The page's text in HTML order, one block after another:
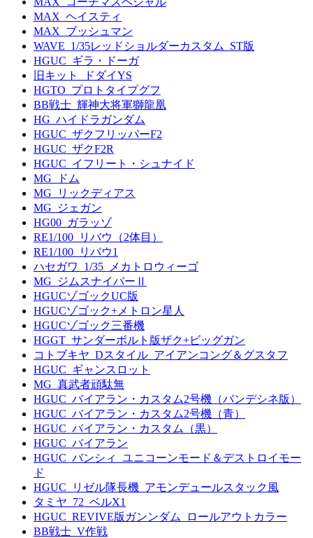
MAX_ヘイスティ
MAX_ブッシュマン
WAVE_1/35レッドショルダーカスタム_ST版
HGUC_ギラ・ドーガ
旧キット_ドダイYS
HGTO_プロトタイプグフ
BB戦士_輝神大将軍獅龍凰
HG_ハイドラガンダム
HGUC_ザクフリッパーF2
HGUC_ザクF2R
HGUC_イフリート・シュナイド
MG_ドム
MG_リックディアス
MG_ジェガン
HG00_ガラッゾ
RE1/100_リバウ（2体目）
RE1/100_リバウ1
ハセガワ_1/35_メカトロウィーゴ
MG_ジムスナイパーⅡ
HGUCゾゴックUC版
HGUCゾゴック+メトロン星人
HGUCゾゴック三番機
HGGT_サンダーボルト版ザク+ビッグガン
コトブキヤ_Dスタイル_アイアンコング＆グスタフ
HGUC_ギャンスロット
MG_真武者頑駄無
HGUC_バイアラン・カスタム2号機（バンデシネ版）
HGUC_バイアラン・カスタム2号機（青）
HGUC_バイアラン・カスタム（黒）
HGUC_バイアラン
HGUC_バンシィ_ユニコーンモード＆デストロイモー
ド
HGUC_リゼル隊長機_アモンデュールスタック風
タミヤ_72_ベルX1
HGUC_REVIVE版ガンンダム_ロールアウトカラー
BB戦士_V作戦